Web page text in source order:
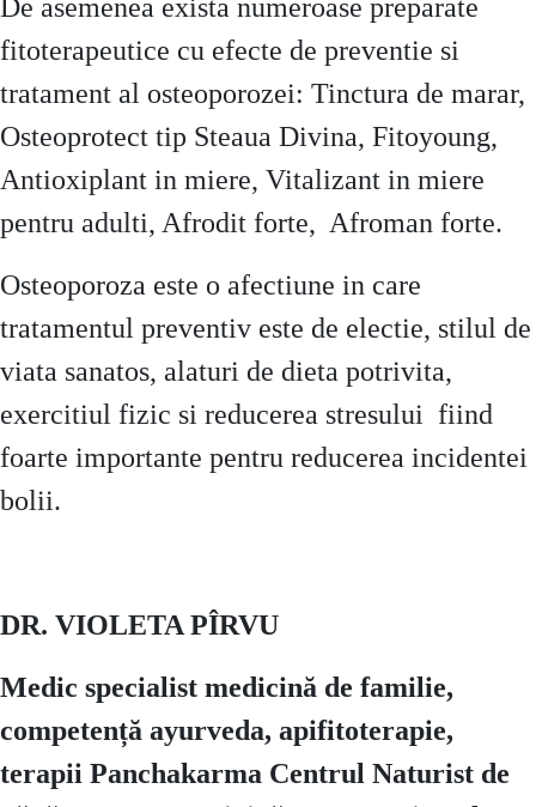
De asemenea exista numeroase preparate
fitoterapeutice cu efecte de preventie si
tratament al osteoporozei: Tinctura de marar,
Osteoprotect tip Steaua Divina, Fitoyoung,
Antioxiplant in miere, Vitalizant in miere
pentru adulti, Afrodit forte, Afroman forte.
Osteoporoza este o afectiune in care
tratamentul preventiv este de electie, stilul de
viata sanatos, alaturi de dieta potrivita,
exercitiul fizic si reducerea stresului fiind
foarte importante pentru reducerea incidentei
bolii.
DR. VIOLETA PÎRVU
Medic specialist medicină de familie,
competență ayurveda, apifitoterapie,
terapii Panchakarma Centrul Naturist de